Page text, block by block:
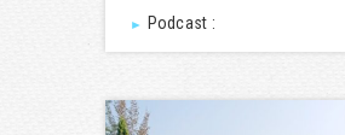
► Podcast :